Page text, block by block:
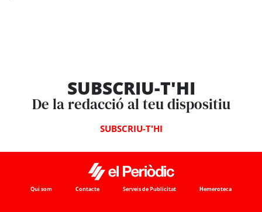
SUBSCRIU-T'HI
De la redacció al teu dispositiu
SUBSCRIU-T'HI
Qui som Contacte Serveis de Publicitat Hemeroteca